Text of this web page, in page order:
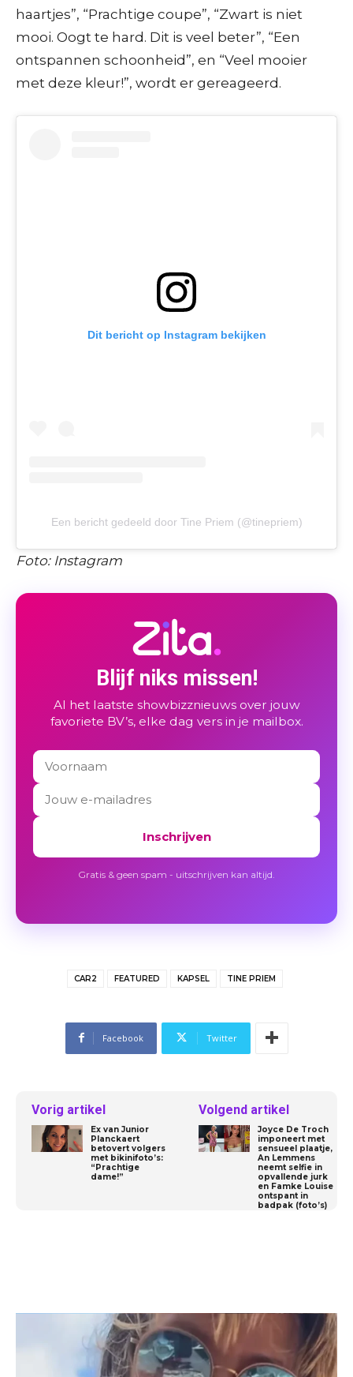
haartjes”, “Prachtige coupe”, “Zwart is niet
mooi. Oogt te hard. Dit is veel beter”, “Een
ontspannen schoonheid”, en “Veel mooier
met deze kleur!”, wordt er gereageerd.
Dit bericht op Instagram bekijken
Een bericht gedeeld door Tine Priem (@tinepriem)
Foto: Instagram
Blijf niks missen!
Al het laatste showbizznieuws over jouw
favoriete BV’s, elke dag vers in je mailbox.
Inschrijven
Gratis & geen spam - uitschrijven kan altijd.
CAR2 FEATURED KAPSEL TINE PRIEM
Facebook Twitter
Vorig artikel
Ex van Junior
Planckaert
betovert volgers
met bikinifoto’s:
“Prachtige
dame!”
Volgend artikel
Joyce De Troch
imponeert met
sensueel plaatje,
An Lemmens
neemt selfie in
opvallende jurk
en Famke Louise
ontspant in
badpak (foto’s)